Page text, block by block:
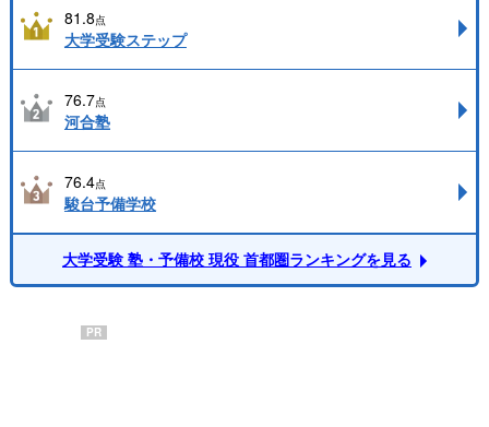
81.8点
大学受験ステップ
76.7点
河合塾
76.4点
駿台予備学校
大学受験 塾・予備校 現役 首都圏ランキングを見る
PR